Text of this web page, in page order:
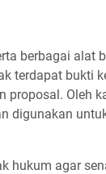
berbagai alat
terdapat bukti
proposal. Oleh
digunakan
hukum agar